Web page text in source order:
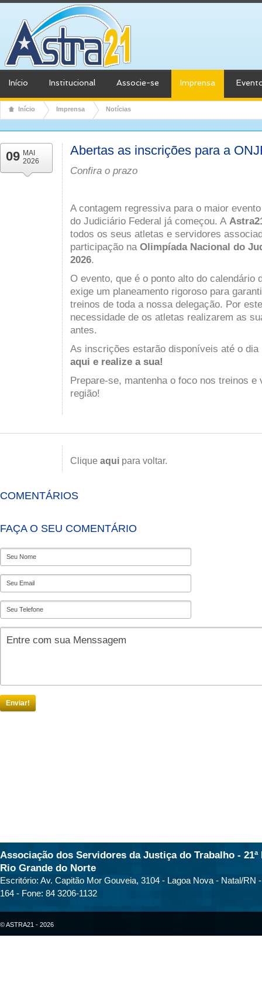
Início Institucional Associe-se Imprensa
Início Imprensa Notícias
09 MAI
2026
Abertas as inscrições para a
Confira o prazo
A contagem regressiva para o maior
do Judiciário Federal já começou. A
todos os seus atletas e servidores
participação na Olimpíada Nacional do
2026.
O evento, que é o ponto alto do calendário
exige um planeamento rigoroso para
treinos de toda a nossa delegação. Por
necessidade de os atletas realizarem as
antes.
As inscrições estarão disponíveis até o dia
aqui e realize a sua!
Prepare-se, mantenha o foco nos treinos e
região!
Clique aqui para voltar.
COMENTÁRIOS
FAÇA O SEU COMENTÁRIO
Enviar!
Associação dos Servidores da Justiça do Trabalho - 21ª
Rio Grande do Norte
Escritório: Av. Capitão Mor Gouveia, 3104 - Lagoa Nova - Natal/RN
164 - Fone: 84 3206-1132
© ASTRA21 - 2026